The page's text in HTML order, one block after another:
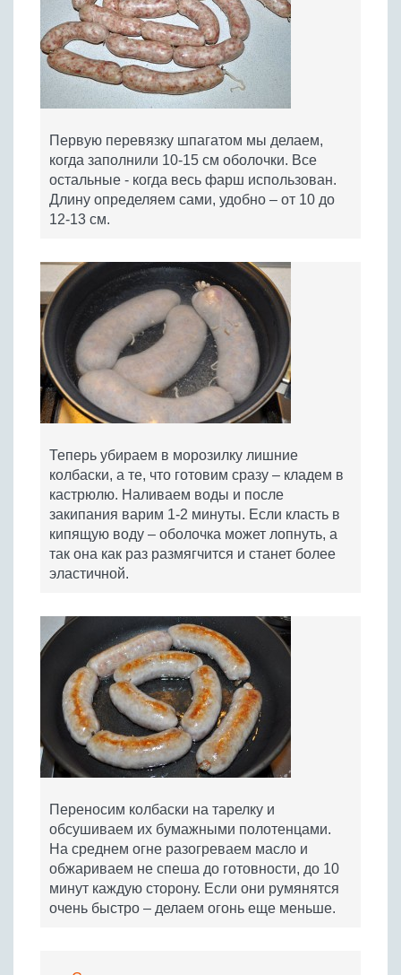
Первую перевязку шпагатом мы делаем,
когда заполнили 10-15 см оболочки. Все
остальные - когда весь фарш использован.
Длину определяем сами, удобно – от 10 до
12-13 см.
Теперь убираем в морозилку лишние
колбаски, а те, что готовим сразу – кладем в
кастрюлю. Наливаем воды и после
закипания варим 1-2 минуты. Если класть в
кипящую воду – оболочка может лопнуть, а
так она как раз размягчится и станет более
эластичной.
Переносим колбаски на тарелку и
обсушиваем их бумажными полотенцами.
На среднем огне разогреваем масло и
обжариваем не спеша до готовности, до 10
минут каждую сторону. Если они румянятся
очень быстро – делаем огонь еще меньше.